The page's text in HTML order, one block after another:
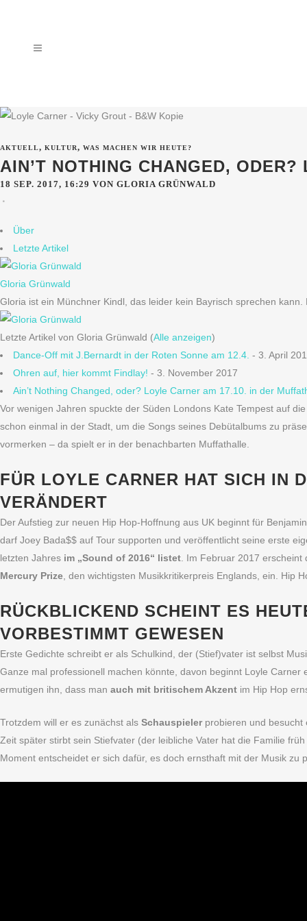
AKTUELL, KULTUR, WAS MACHEN WIR HEUTE?
AIN’T NOTHING CHANGED,
18 SEP. 2017, 16:29 VON GLORIA GRÜNWALD
Über
Letzte Artikel
Gloria Grünwald
Gloria ist ein Münchner Kindl, das leider kein Bayrisch sprechen
Letzte Artikel von Gloria Grünwald (Alle anzeigen)
Dance-Off mit J.Bernardt in der Roten Sonne am 12.4. - 3. April
Ohren auf, hier kommt Findlay! - 3. November 2017
Ain’t Nothing Changed, oder? Loyle Carner am 17.10. in der
Vor wenigen Jahren spuckte der Süden Londons Kate Tempest auf
schon einmal in der Stadt, um die Songs seines Debütalbums zu
vormerken – da spielt er in der benachbarten Muffathalle.
FÜR LOYLE CARNER HAT SICH IN
VERÄNDERT
Der Aufstieg zur neuen Hip Hop-Hoffnung aus UK beginnt für
darf Joey Bada$$ auf Tour supporten und veröffentlicht seine erste
letzten Jahres im „Sound of 2016“ listet . Im Februar 2017
Mercury Prize , den wichtigsten Musikkritikerpreis Englands, ein. Hip
RÜCKBLICKEND SCHEINT ES
VORBESTIMMT GEWESEN
Erste Gedichte schreibt er als Schulkind, der (Stief)vater ist selbst
Ganze mal professionell machen könnte, davon beginnt Loyle
ermutigen ihn, dass man auch mit britischem Akzent im Hip Hop
Trotzdem will er es zunächst als Schauspielerprobieren und besucht
Zeit später stirbt sein Stiefvater (der leibliche Vater hat die Familie
Moment entscheidet er sich dafür, es doch ernsthaft mit der Musik zu